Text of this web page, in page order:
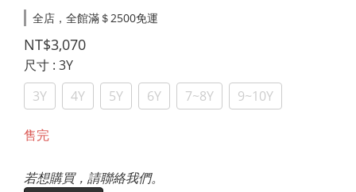
全店，全館滿＄2500免運
NT$3,070
尺寸 : 3Y
3Y
4Y 5Y 6Y 7~8Y 9~10Y
售完
若想購買，請聯絡我們。